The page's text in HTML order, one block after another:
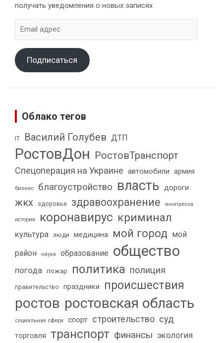
получать уведомления о новых записях
адрес
Подписаться
Облако тегов
IT Василий Голубев ДТП
РостовДон РостовТранспорт
Спецоперация на Украине автомобили армия
бизнес благоустройство власть дороги
жкх здоровье здравоохранение инопресса
история коронавирус криминал
культура люди медицина мой город мой
район
наука образование общество
погода пожар политика полиция
правительство праздники происшествия
ростов ростовская область
социальная сфера спорт строительство суд
торговля транспорт финансы экология